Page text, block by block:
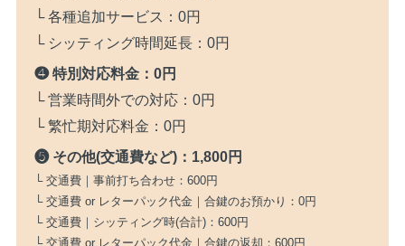
└ 各種追加サービス： 0円
└ シッティング時間延長： 0円
❹ 特別対応料金： 0円
└ 営業時間外での対応： 0円
└ 繁忙期対応料金： 0円
❺ その他(交通費など)： 1,800円
└ 交通費｜事前打ち合わせ： 600円
└ 交通費 or レターパック代金｜合鍵のお預かり： 0円
└ 交通費｜シッティング時(合計)： 600円
└ 交通費 or レターパック代金｜合鍵の返却： 600円